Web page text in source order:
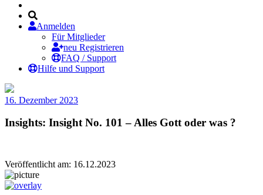
Anmelden
Für Mitglieder
neu Registrieren
FAQ / Support
Hilfe und Support
16. Dezember 2023
Insights: Insight No. 101 – Alles Gott oder was ?
Veröffentlicht am: 16.12.2023